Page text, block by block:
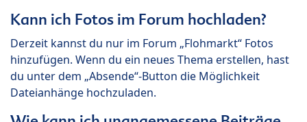
Kann ich Fotos im Forum hochladen?
Derzeit kannst du nur im Forum „Flohmarkt“ Fotos
hinzufügen. Wenn du ein neues Thema erstellen, hast
du unter dem „Absende“-Button die Möglichkeit
Dateianhänge hochzuladen.